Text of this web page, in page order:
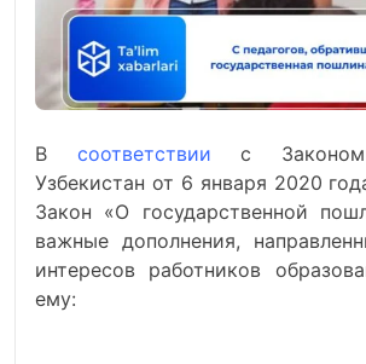
В соответствии с Законом
Узбекистан от 6 января 2020
Закон «О государственной
важные дополнения,
интересов работников
ему: